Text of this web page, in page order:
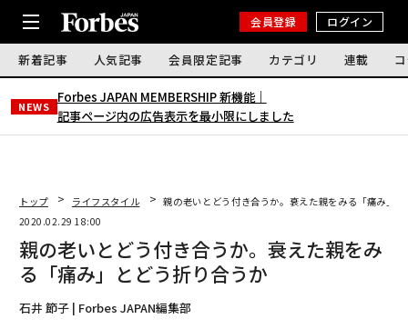
会員登録 ログイン
新着記事 人気記事 会員限定記事 カテゴリ 連載
NEWS
Forbes JAPAN MEMBERSHIP 新機能｜
記事ページ内の広告表示を最小限にしました
トップ ライフスタイル
親の老いとどう付き合うか。衰えた親をみる「痛み」
2020.02.29 18:00
親の老いとどう付き合うか。衰えた親をみ
る「痛み」とどう折り合うか
石井 節子 | Forbes JAPAN編集部